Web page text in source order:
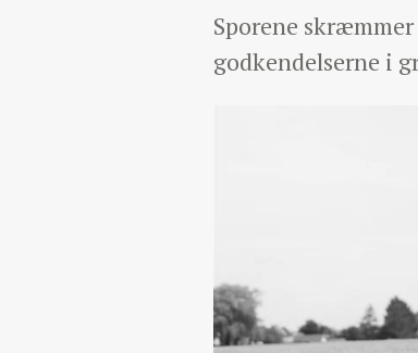
Sporene skræmmer
godkendelserne i